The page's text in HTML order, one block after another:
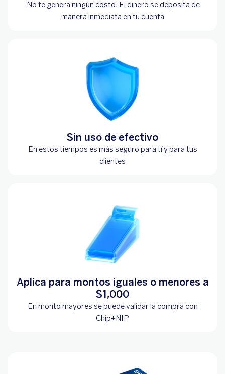
No te genera ningún costo. El dinero se deposita de
manera inmediata en tu cuenta
Sin uso de efectivo
En estos tiempos es más seguro para tí y para tus
clientes
Aplica para montos iguales o menores a
$1,000
En monto mayores se puede validar la compra con
Chip+NIP